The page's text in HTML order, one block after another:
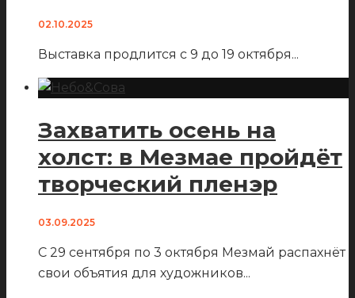
02.10.2025
Выставка продлится с 9 до 19 октября...
Захватить осень на
холст: в Мезмае пройдёт
творческий пленэр
03.09.2025
С 29 сентября по 3 октября Мезмай распахнёт
свои объятия для художников...